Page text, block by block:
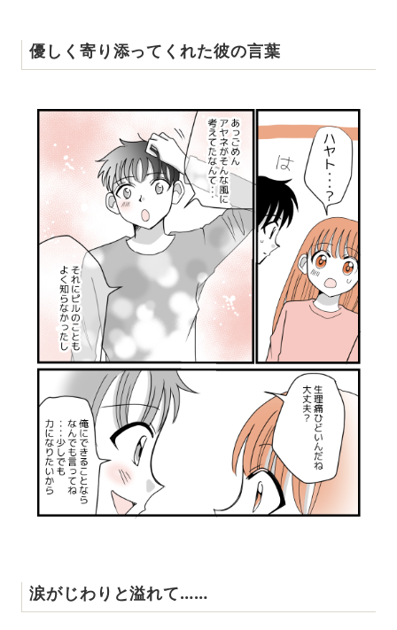
優しく寄り添ってくれた彼の言葉
涙がじわりと溢れて……